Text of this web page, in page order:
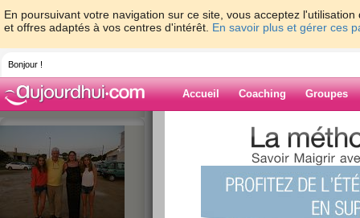
En poursuivant votre navigation sur ce site, vous acceptez
et offres adaptés à vos centres d'intérêt. En savoir plus et gérer ces
Bonjour !
Accueil Coaching Groupes
> > 1er MAI
Blog de djinn